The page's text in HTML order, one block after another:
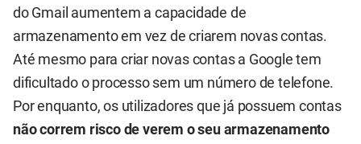
do Gmail aumentem a capacidade de
armazenamento em vez de criarem novas contas.
Até mesmo para criar novas contas a Google tem
dificultado o processo sem um número de telefone.
Por enquanto, os utilizadores que já possuem contas
não correm risco de verem o seu armazenamento